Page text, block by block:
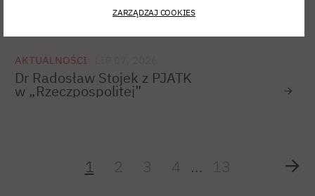
AKTUALNOŚCI
Dr Radosław Stojek z PJATK
w „Rzeczpospolitej”
1 2 3 4 … 13
ZARZĄDZAJ COOKIES